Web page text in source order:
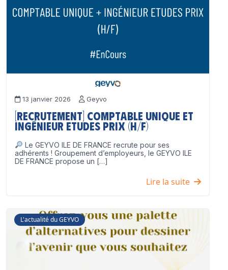
13 janvier 2026 Geyvo
[Recrutement] Comptable unique et
Ingénieur Etudes Prix (H/F)
Le GEYVO ILE DE FRANCE recrute pour ses
adhérents ! Groupement d’employeurs, le GEYVO ILE
DE FRANCE propose un […]
Lire la suite
L'actualité du GEYVO